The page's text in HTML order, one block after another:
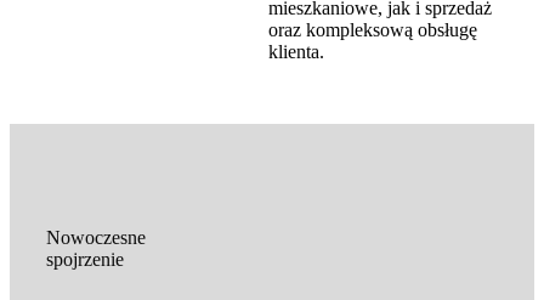
mieszkaniowe, jak i sprzedaż
oraz kompleksową obsługę
klienta.
Nowoczesne
spojrzenie